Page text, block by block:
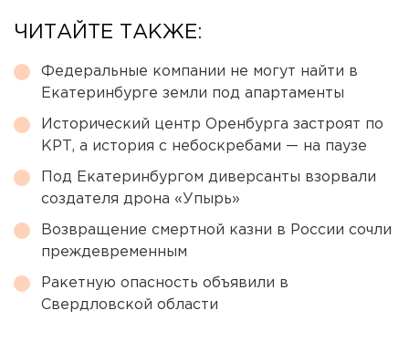
ЧИТАЙТЕ ТАКЖЕ:
Федеральные компании не могут найти в
Екатеринбурге земли под апартаменты
Исторический центр Оренбурга застроят по
КРТ, а история с небоскребами — на паузе
Под Екатеринбургом диверсанты взорвали
создателя дрона «Упырь»
Возвращение смертной казни в России сочли
преждевременным
Ракетную опасность объявили в
Свердловской области